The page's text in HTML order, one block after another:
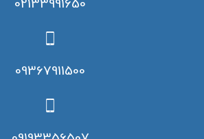
02133991650
09367911500